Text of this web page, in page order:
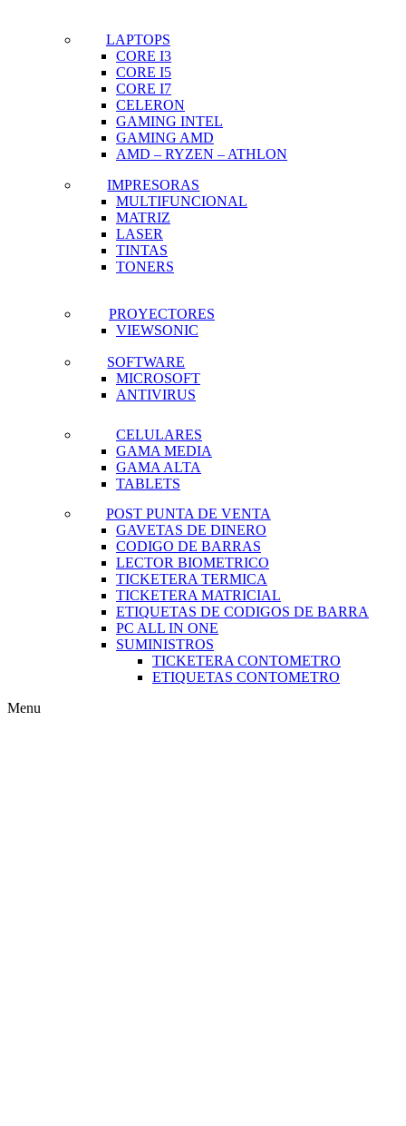
LAPTOPS
CORE I3
CORE I5
CORE I7
CELERON
GAMING INTEL
GAMING AMD
AMD – RYZEN – ATHLON
IMPRESORAS
MULTIFUNCIONAL
MATRIZ
LASER
TINTAS
TONERS
PROYECTORES
VIEWSONIC
SOFTWARE
MICROSOFT
ANTIVIRUS
CELULARES
GAMA MEDIA
GAMA ALTA
TABLETS
POST PUNTA DE VENTA
GAVETAS DE DINERO
CODIGO DE BARRAS
LECTOR BIOMETRICO
TICKETERA TERMICA
TICKETERA MATRICIAL
ETIQUETAS DE CODIGOS DE BARRA
PC ALL IN ONE
SUMINISTROS
TICKETERA CONTOMETRO
ETIQUETAS CONTOMETRO
Menu